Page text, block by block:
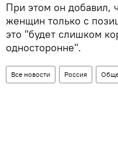
При этом он добавил,
женщин только с
это "будет слишком
односторонне".
Все новости Россия